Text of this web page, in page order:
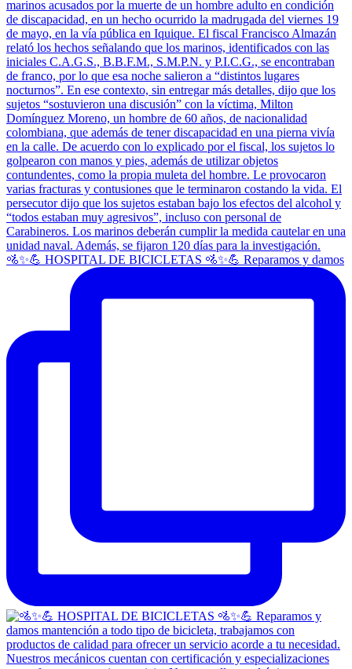
🚵✨💪 HOSPITAL DE BICICLETAS 🚵✨💪 Reparamos y damos